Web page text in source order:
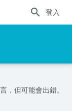
登入
，但可能會出錯。